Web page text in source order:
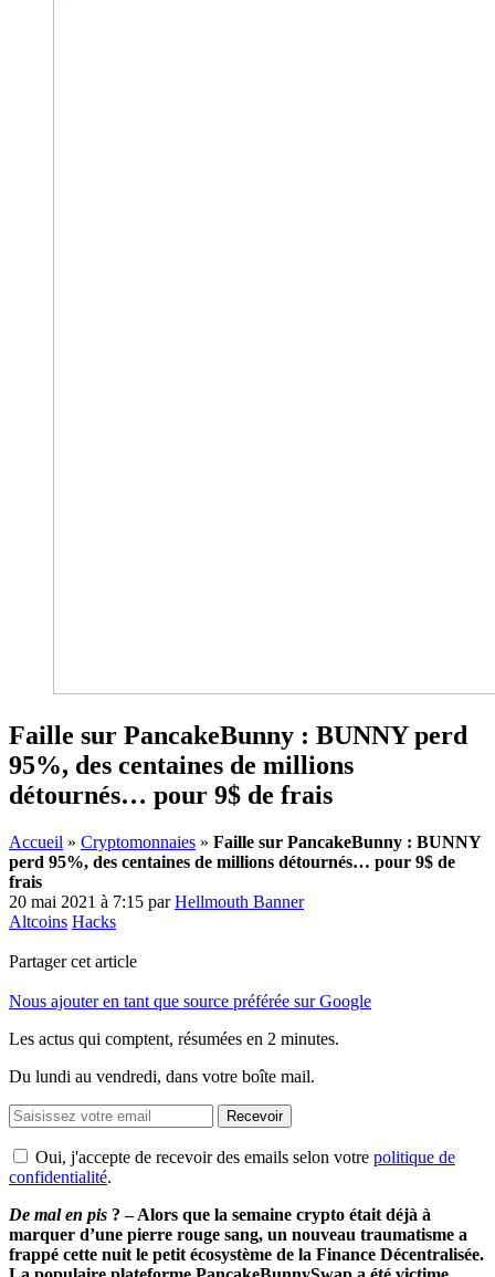
Faille sur PancakeBunny : BUNNY perd
95%, des centaines de millions
détournés… pour 9$ de frais
Accueil » Cryptomonnaies » Faille sur PancakeBunny : BUNNY
perd 95%, des centaines de millions détournés… pour 9$ de
frais
20 mai 2021 à 7:15 parHellmouth Banner
Altcoins Hacks
Partager cet article
Nous ajouter en tant que source préférée sur Google
Les actus qui comptent, résumées en 2 minutes.
Du lundi au vendredi, dans votre boîte mail.
Recevoir
Oui, j'accepte de recevoir des emails selon votre politique de
confidentialité.
De mal en pis ? – Alors que la semaine crypto était déjà à
marquer d’une pierre rouge sang, un nouveau traumatisme a
frappé cette nuit le petit écosystème de la Finance Décentralisée.